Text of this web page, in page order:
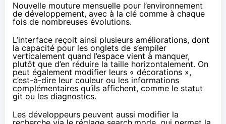
Nouvelle mouture mensuelle pour l’environnement
de développement, avec à la clé comme à chaque
fois de nombreuses évolutions.
L’interface reçoit ainsi plusieurs améliorations, dont
la capacité pour les onglets de s’empiler
verticalement quand l’espace vient à manquer,
plutôt que d’en réduire la taille horizontalement. On
peut également modifier leurs « décorations »,
c’est-à-dire leur couleur ou les informations
complémentaires qu’ils affichent, comme le statut
git ou les diagnostics.
Les développeurs peuvent aussi modifier la